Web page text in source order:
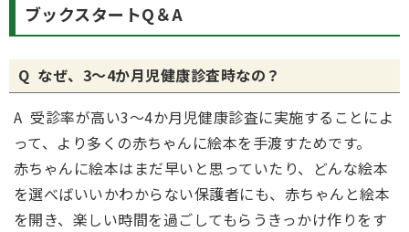
ブックスタートQ＆A
Q なぜ、3～4か月児健康診査時なの？
A 受診率が高い3～4か月児健康診査に実施することによ
って、より多くの赤ちゃんに絵本を手渡すためです。
赤ちゃんに絵本はまだ早いと思っていたり、どんな絵本
を選べばいいかわからない保護者にも、赤ちゃんと絵本
を開き、楽しい時間を過ごしてもらうきっかけ作りをす